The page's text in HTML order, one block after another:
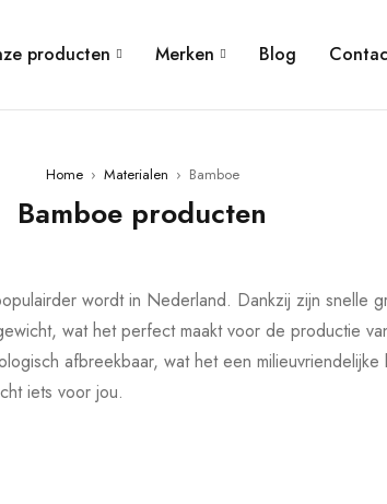
producten Merken Blog
Home › Materialen › Bamboe
Bamboe producten
wordt in Nederland. Dankzij zijn snelle
wat het perfect maakt voor de productie
afbreekbaar, wat het een
iets voor jou.